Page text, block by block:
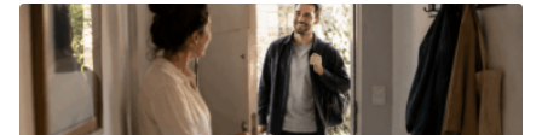
Tratamiento del chalazión y el orzuelo
. 2017. Disponible
en:https://www.aao.org/salud-
ocular/enfermedades/chalazion-orzuelo
Colegio Nacional de Ópticos-Optometristas. [Internet].